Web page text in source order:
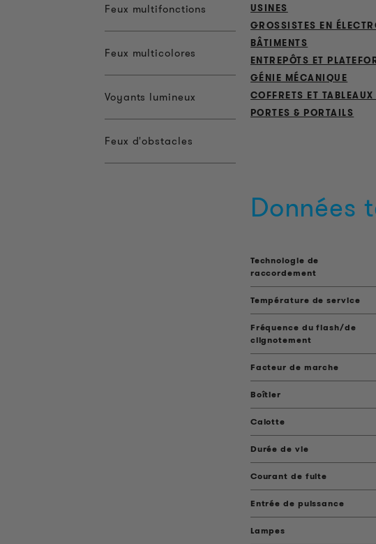
Feux multifonctions
Feux multicolores
Voyants lumineux
Feux d'obstacles
USINES
GROSSISTES EN
BÂTIMENTS
ENTREPÔTS ET
GÉNIE MÉCANIQUE
COFFRETS ET
PORTES & PORTAILS
Données
Technologie de
raccordement
Température de service
Fréquence du flash/de
clignotement
Facteur de marche
Boîtier
Calotte
Durée de vie
Courant de fuite
Entrée de puissance
Lampes